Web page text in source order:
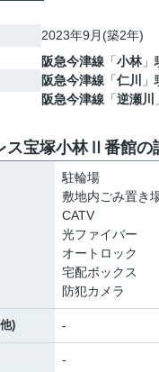
2023年9月(築2年)
阪急今津線 「小林」
阪急今津線 「仁川
阪急今津線 「逆瀬川
ス宝塚小林Ⅱ番館の
駐輪場
敷地内ごみ置き
CATV
光ファイバー
オートロック
宅配ボックス
防犯カメラ
) -
-